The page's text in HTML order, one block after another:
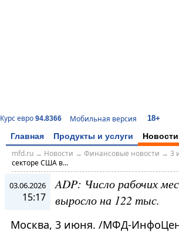
Курс евро 94.8366 Мобильная версия 18+
Главная Продукты и услуги Новости
mfd.ru→ Новости → Финансовые новости → 3
секторе США в...
03.06.2026
15:17
ADP: Число рабочих
выросло на 122 тыс.
Москва, 3 июня. /МФД-